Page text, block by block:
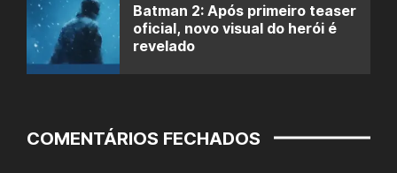
Batman 2: Após primeiro teaser
oficial, novo visual do herói é
revelado
COMENTÁRIOS FECHADOS